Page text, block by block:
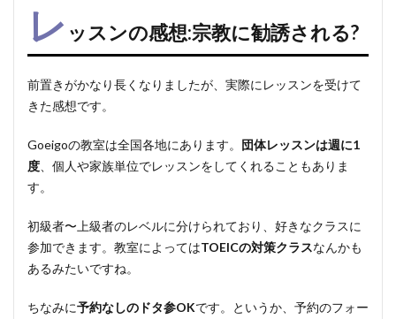
レ ッスンの感想:宗教に勧誘される?
前置きがかなり長くなりましたが、実際にレッスンを受けて
きた感想です。
Goeigoの教室は全国各地にあります。 団体レッスンは週に1
度 、個人や家族単位でレッスンをしてくれることもありま
す。
初級者〜上級者のレベルに分けられており、好きなクラスに
参加できます。教室によってはTOEICの対策クラスなんかも
あるみたいですね。
ちなみに予約なしのドタ参OKです。というか、予約のフォー